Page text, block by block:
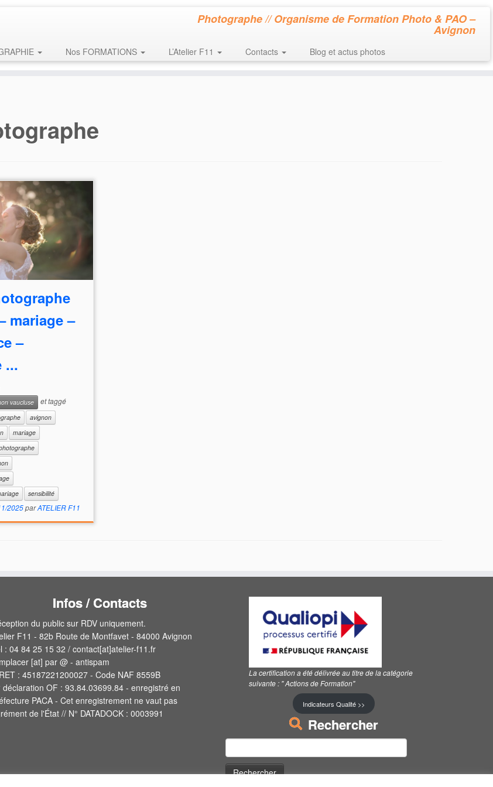
Photographe // Organisme de Formation Photo & PAO –
Avignon
Nos FORMATIONS L’Atelier F11 Contacts Blog et actus photos
mariage –
–
...
vaucluse
et taggé
avignon
mariage
sensibilité
2025parATELIER F11
Infos / Contacts
du public sur RDV uniquement.
F11 - 82b Route de Montfavet - 84000 Avignon
: 04 84 25 15 32 / contact[at]atelier-f11.fr
[at] par @ - antispam
: 45187221200027 - Code NAF 8559B
déclaration OF : 93.84.03699.84 - enregistré en
PACA - Cet enregistrement ne vaut pas
de l'État // N° DATADOCK : 0003991
La certification a été délivrée au titre de la catégorie
suivante : " Actions de Formation"
Indicateurs Qualité >>
Rechercher